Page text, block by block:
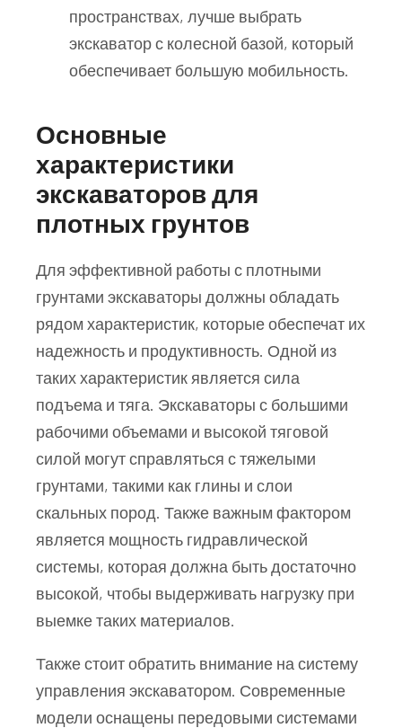
пространствах, лучше выбрать
экскаватор с колесной базой, который
обеспечивает большую мобильность.
Основные
характеристики
экскаваторов для
плотных грунтов
Для эффективной работы с плотными
грунтами экскаваторы должны обладать
рядом характеристик, которые обеспечат их
надежность и продуктивность. Одной из
таких характеристик является сила
подъема и тяга. Экскаваторы с большими
рабочими объемами и высокой тяговой
силой могут справляться с тяжелыми
грунтами, такими как глины и слои
скальных пород. Также важным фактором
является мощность гидравлической
системы, которая должна быть достаточно
высокой, чтобы выдерживать нагрузку при
выемке таких материалов.
Также стоит обратить внимание на систему
управления экскаватором. Современные
модели оснащены передовыми системами